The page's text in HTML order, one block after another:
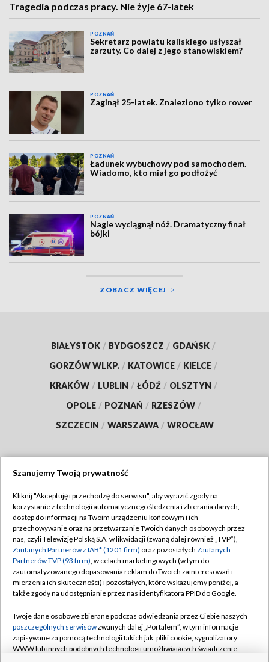
Tragedia podczas pracy. Nie żyje 67-latek
POZNAŃ
Sekretarz powiatu kaliskiego usłyszał
zarzuty. Co dalej z jego stanowiskiem?
POZNAŃ
Zaginął 25-latek. Znaleziono tylko rower
POZNAŃ
Ładunek wybuchowy pod samochodem.
Wiadomo, kto miał go podłożyć
POZNAŃ
Nagle wyciągnął nóż. Dramatyczny finał
bójki
ZOBACZ WIĘCEJ
BIAŁYSTOK / BYDGOSZCZ / GDAŃSK /
GORZÓW WLKP. / KATOWICE / KIELCE /
KRAKÓW / LUBLIN / ŁÓDŹ / OLSZTYN /
OPOLE / POZNAŃ / RZESZÓW /
SZCZECIN / WARSZAWA / WROCŁAW
TVP
Abonament TVP
Emisja w TVP
Centrum informacji TVP
Naziemna Telewizja Cyfrowa
Rada Programowa
System NOS
Regulamin TVP
Polityka prywatności
Moje zgody
Pomoc
Kontakt
Szanujemy Twoją prywatność
Kliknij "Akceptuję i przechodzę do serwisu", aby wyrazić zgody na
korzystanie z technologii automatycznego śledzenia i zbierania danych,
dostęp do informacji na Twoim urządzeniu końcowym i ich
przechowywanie oraz na przetwarzanie Twoich danych osobowych przez
nas, czyli Telewizję Polską S.A. w likwidacji (zwaną dalej również „TVP”),
Zaufanych Partnerów z IAB* (1201 firm) oraz pozostałych Zaufanych
Partnerów TVP (93 firm), w celach marketingowych (w tym do
zautomatyzowanego dopasowania reklam do Twoich zainteresowań i
mierzenia ich skuteczności) i pozostałych, które wskazujemy poniżej, a
także zgody na udostępnianie przez nas identyfikatora PPID do Google.
Twoje dane osobowe zbierane podczas odwiedzania przez Ciebie naszych
poszczególnych serwisówzwanych dalej „Portalem”, w tym informacje
zapisywane za pomocą technologii takich jak: pliki cookie, sygnalizatory
WWW lub innych podobnych technologii umożliwiających świadczenie